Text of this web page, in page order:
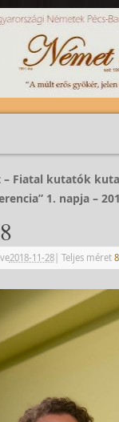
Fiatal kutatók
1. napja –
2018-11-28| Teljes méret